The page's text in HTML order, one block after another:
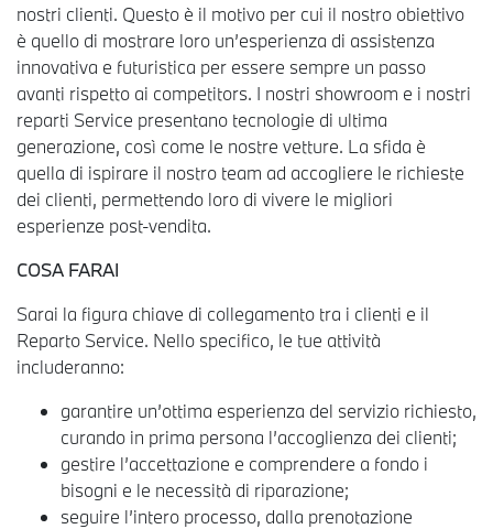
nostri clienti. Questo è il motivo per cui il nostro obiettivo
è quello di mostrare loro un’esperienza di assistenza
innovativa e futuristica per essere sempre un passo
avanti rispetto ai competitors. I nostri showroom e i nostri
reparti Service presentano tecnologie di ultima
generazione, così come le nostre vetture. La sfida è
quella di ispirare il nostro team ad accogliere le richieste
dei clienti, permettendo loro di vivere le migliori
esperienze post-vendita.
COSA FARAI
Sarai la figura chiave di collegamento tra i clienti e il
Reparto Service. Nello specifico, le tue attività
includeranno:
garantire un’ottima esperienza del servizio richiesto,
curando in prima persona l’accoglienza dei clienti;
gestire l’accettazione e comprendere a fondo i
bisogni e le necessità di riparazione;
seguire l’intero processo, dalla prenotazione